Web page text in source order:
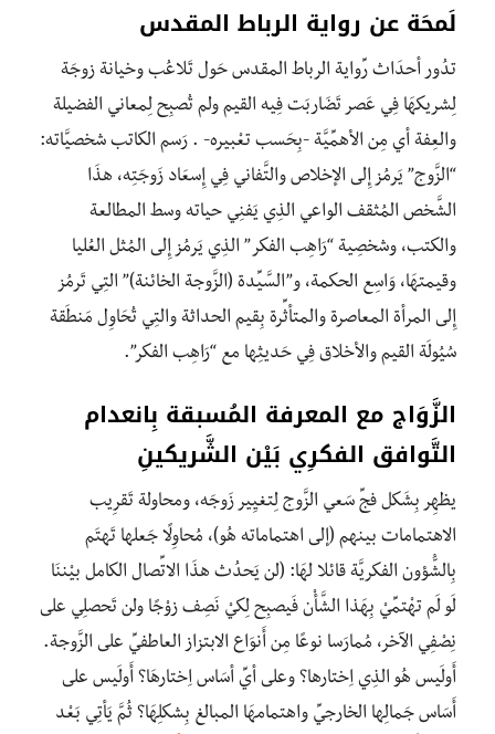
لَمحَة عن رواية الرباط المقدس
تدُور أحدَاث رِّواية الرباط المقدس حَول تَلاعُب وخيانة زوجَة
لِشريكهَا فِي عَصر تَضَاربَت فِيه القيم ولم تُصبِح لِمعاني الفضيلة
والعِفة أي مِن الأهمِّيَّة -بِحَسب تعْبيره- . رَسم الكاتب شخصيَّاته:
“الزَّوج” يَرمُز إِلى الإخلاص والتَّفاني فِي إِسعَاد زَوجَتِه، هذَا
الشَّخص المُثقف الواعي الذِي يَفنِي حياته وسط المطالعة
والكتب، وشخصِية “رَاهِب الفكر” الذِي يَرمُز إِلى المُثل العُليا
وقيمتهَا، وَاسِع الحكمة، و”السَّيِّدة (الزَّوجة الخائنة)” التِي تَرمُز
إِلى المرأة المعاصرة والمتأثِّرة بِقيم الحداثة والتِي تُحَاوِل مَنطَقة
سُيُولَة القيم والأخلاق فِي حَديثِها مع “رَاهِب الفكر”.
الزَّوَاج مع المعرفة المُسبقة بِانعدام
التَّوافق الفكرِي بَيْن الشَّريكينِ
يظهِر بِشَكل فجِّ سَعي الزَّوج لِتغيِير زَوجَه، ومحاولة تَقرِيب
الاهتمامات بينهم (إلى اهتماماته هُو)، مُحاوِلًا جَعلها تَهتَم
بِالشُّؤون الفكريَّة قائلا لهَا: (لن يَحدُث هذَا الاتِّصال الكامل بيْننَا
لَو لَم تهْتمِّيْ بِهَذا الشَّأْن فَيصبِح لِكيْ نَصِف زوْجًا ولن تَحصلِي على
نِصْفِي الآخر، مُمارَسا نوعًا مِن أَنوَاع الابتزاز العاطفيِّ على الزَّوجة.
أَولَيس هُو الذِي اِختارها؟ وعلى أيِّ أسَاس اِختارهَا؟ أَولَيس على
أَسَاس جَمالِها الخارجيِّ واهتمامهَا المبالغ بِشكلِهَا؟ ثُمَّ يَأتِي بَعْد